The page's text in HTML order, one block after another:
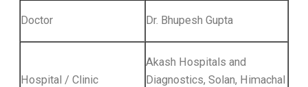
Doctor Dr. Bhupesh Gupta
Hospital / Clinic
Akash Hospitals and
Diagnostics, Solan, Himachal